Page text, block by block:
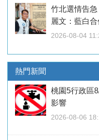
竹北選情告
麗文：藍白
2026-08-04
熱門新聞
桃園5行政區
影響
2026-08-06